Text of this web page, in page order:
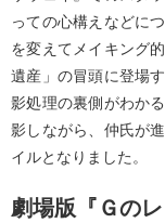
っての心構えなどに
を変えてメイキング
遺産」の冒頭に登場
影処理の裏側がわか
影しながら、仲氏が
イルとなりました。
劇場版『Ｇの